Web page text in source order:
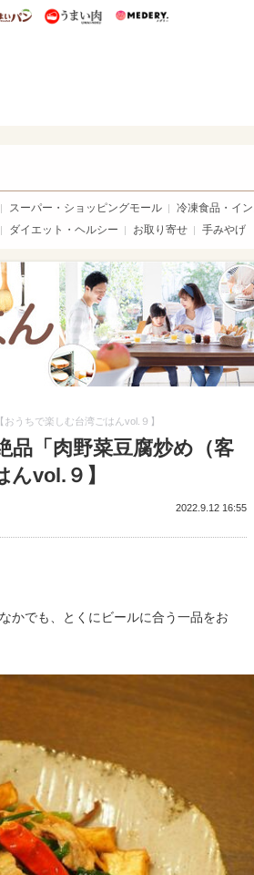
集
めし うまいパン うまい肉
スーパー・ショッピングモール 冷凍食品・イ
ダイエット・ヘルシー お取り寄せ 手みやげ
うちで楽しむ台湾ごはんvol.９】
品「肉野菜豆腐炒め（客
vol.９】
2022.9.12 16:55
かでも、とくにビールに合う一品をお